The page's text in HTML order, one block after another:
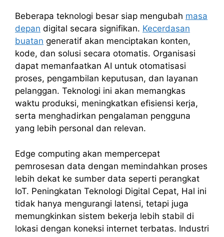
Beberapa teknologi besar siap mengubah masa
depan digital secara signifikan. Kecerdasan
buatan generatif akan menciptakan konten,
kode, dan solusi secara otomatis. Organisasi
dapat memanfaatkan AI untuk otomatisasi
proses, pengambilan keputusan, dan layanan
pelanggan. Teknologi ini akan memangkas
waktu produksi, meningkatkan efisiensi kerja,
serta menghadirkan pengalaman pengguna
yang lebih personal dan relevan.
Edge computing akan mempercepat
pemrosesan data dengan memindahkan proses
lebih dekat ke sumber data seperti perangkat
IoT. Peningkatan Teknologi Digital Cepat, Hal ini
tidak hanya mengurangi latensi, tetapi juga
memungkinkan sistem bekerja lebih stabil di
lokasi dengan koneksi internet terbatas. Industri